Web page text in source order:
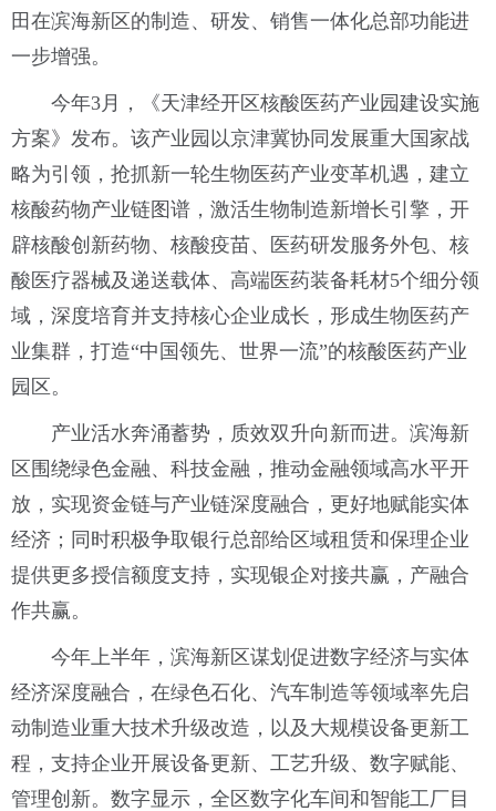
田在滨海新区的制造、研发、销售一体化总部功能进
一步增强。
今年3月，《天津经开区核酸医药产业园建设实施
方案》发布。该产业园以京津冀协同发展重大国家战
略为引领，抢抓新一轮生物医药产业变革机遇，建立
核酸药物产业链图谱，激活生物制造新增长引擎，开
辟核酸创新药物、核酸疫苗、医药研发服务外包、核
酸医疗器械及递送载体、高端医药装备耗材5个细分领
域，深度培育并支持核心企业成长，形成生物医药产
业集群，打造“中国领先、世界一流”的核酸医药产业
园区。
产业活水奔涌蓄势，质效双升向新而进。滨海新
区围绕绿色金融、科技金融，推动金融领域高水平开
放，实现资金链与产业链深度融合，更好地赋能实体
经济；同时积极争取银行总部给区域租赁和保理企业
提供更多授信额度支持，实现银企对接共赢，产融合
作共赢。
今年上半年，滨海新区谋划促进数字经济与实体
经济深度融合，在绿色石化、汽车制造等领域率先启
动制造业重大技术升级改造，以及大规模设备更新工
程，支持企业开展设备更新、工艺升级、数字赋能、
管理创新。数字显示，全区数字化车间和智能工厂目